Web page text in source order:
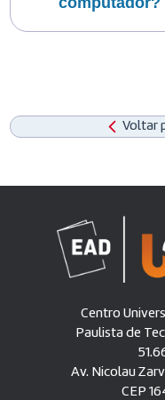
Voltar
Centro
Paulista de
Av. Nicolau
CEP